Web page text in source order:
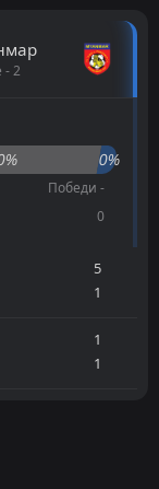
- 2
0%
Победи -
0
5
1
1
1